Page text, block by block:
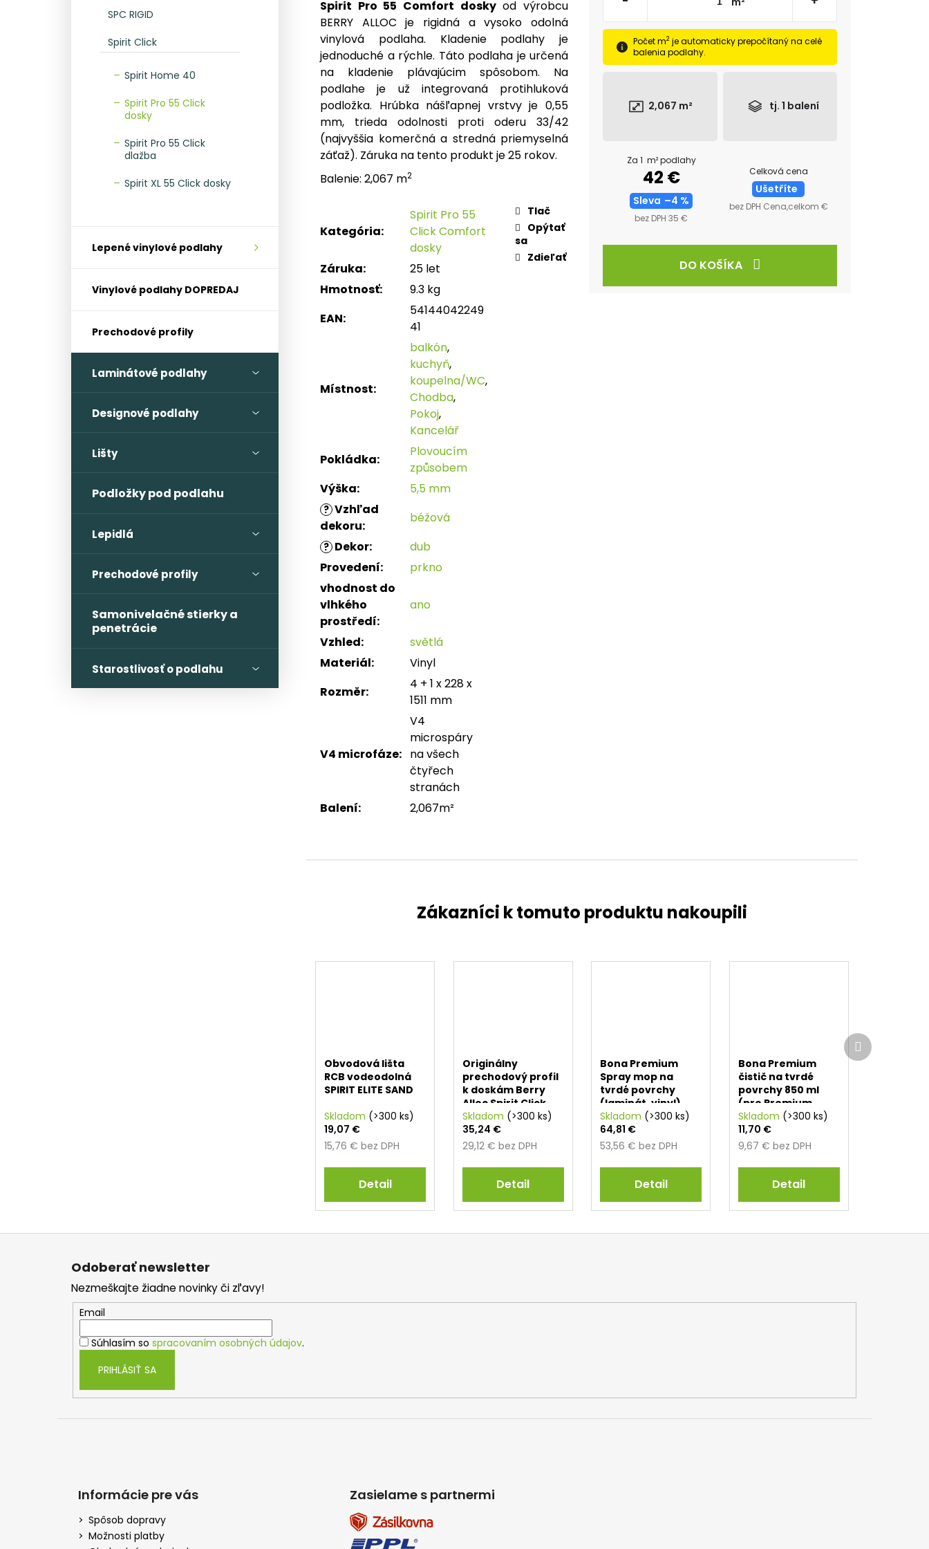
SPC RIGID
Spirit Click
Spirit Home 40
Spirit Pro 55 Click
dosky
Spirit Pro 55 Click
dlažba
Spirit XL 55 Click dosky
Lepené vinylové podlahy
Vinylové podlahy DOPREDAJ
Prechodové profily
Laminátové podlahy
Designové podlahy
Lišty
Podložky pod podlahu
Lepidlá
Prechodové profily
Samonivelačné stierky a
penetrácie
Starostlivosť o podlahu
Počet m2 je automaticky prepočítaný na celé
balenia podlahy.
2,067 m² tj. 1 balení
Za 1 m² podlahy
42 €
Sleva –4 %
bez DPH 35 €
Celková cena
Ušetříte
bez DPH Cena,celkom €
DO KOŠÍKA
Spirit Pro 55 Comfort doskyod výrobcu
BERRY ALLOC je rigidná a vysoko odolná
vinylová podlaha. Kladenie podlahy je
jednoduché a rýchle. Táto podlaha je určená
na kladenie plávajúcim spôsobom. Na
podlahe je už integrovaná protihluková
podložka. Hrúbka nášľapnej vrstvy je 0,55
mm, trieda odolnosti proti oderu 33/42
(najvyššia komerčná a stredná priemyselná
záťaž). Záruka na tento produkt je 25 rokov.
Balenie: 2,067 m2
Kategória:
Spirit Pro 55
Click Comfort
dosky
Záruka:
25 let
Hmotnosť:
9.3 kg
EAN:
54144042249
41
Místnost:
balkón,
kuchyň,
koupelna/WC,
Chodba,
Pokoj,
Kancelář
Pokládka:
Plovoucím
způsobem
Výška: 5,5 mm
? Vzhľad
dekoru:
béžová
? Dekor:
dub
Provedení:
prkno
vhodnost do
vlhkého
prostředí:
ano
Vzhled:
světlá
Materiál:
Vinyl
Rozměr:
4 + 1 x 228 x
1511 mm
V4 microfáze:
V4
microspáry
na všech
čtyřech
stranách
Balení: 2,067m²
Tlač
Opýtať
sa
Zdieľať
Obvodová lišta
RCB vodeodolná
SPIRIT ELITE SAND
Skladom (>300 ks)
15,76 € bez DPH
19,07 €
Detail
Originálny
prechodový profil
k doskám Berry
Alloc Spirit Click
(1000 x 40 x 8 mm)
Skladom (>300 ks)
29,12 € bez DPH
35,24 €
Detail
Bona Premium
Spray mop na
tvrdé povrchy
(laminát, vinyl)
Skladom (>300 ks)
53,56 € bez DPH
64,81 €
Detail
Bona Premium
čistič na tvrdé
povrchy 850 ml
(pro Premium
Spray mop)
Skladom (>300 ks)
9,67 € bez DPH
11,70 €
Detail
Ďalší
produkt
Odoberať newsletter
Nezmeškajte žiadne novinky či zľavy!
Email
Súhlasím so spracovaním osobných údajov.
PRIHLÁSIŤ SA
Informácie pre vás
Spôsob dopravy
Možnosti platby
Zasielame s partnermi